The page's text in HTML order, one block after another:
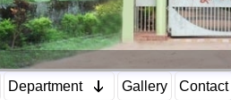
Department Gallery Contact